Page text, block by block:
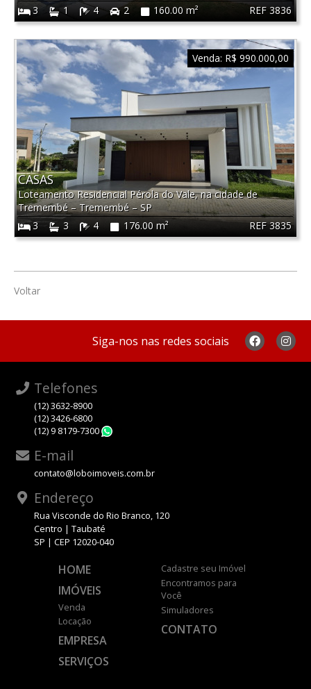
REF 3836
3
1 4 2 160.00 m²
REF 3835
CASAS
Loteamento Residencial Pérola do Vale, na cidade de
Tremembé –Tremembé–SP
3
3 4 176.00 m²
Venda: R$ 990.000,00
Voltar
Siga-nos nas redes sociais
Telefones
(12) 3632-8900
(12) 3426-6800
(12) 9 8179-7300
E-mail
contato@loboimoveis.com.br
Endereço
Rua Visconde do Rio Branco, 120
Centro | Taubaté
SP | CEP 12020-040
HOME
IMÓVEIS
Venda
Locação
EMPRESA
SERVIÇOS
Cadastre seu Imóvel
Encontramos para
Você
Simuladores
CONTATO